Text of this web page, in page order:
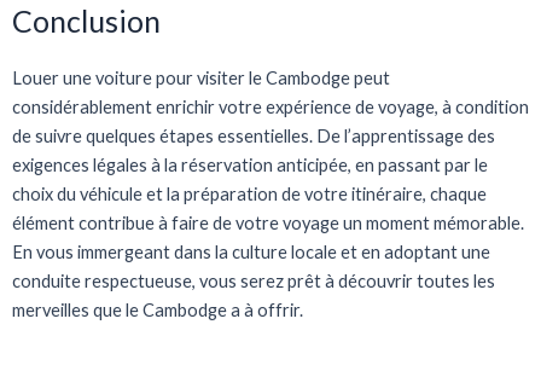
Conclusion
Louer une voiture pour visiter le Cambodge peut
considérablement enrichir votre expérience de voyage, à condition
de suivre quelques étapes essentielles. De l’apprentissage des
exigences légales à la réservation anticipée, en passant par le
choix du véhicule et la préparation de votre itinéraire, chaque
élément contribue à faire de votre voyage un moment mémorable.
En vous immergeant dans la culture locale et en adoptant une
conduite respectueuse, vous serez prêt à découvrir toutes les
merveilles que le Cambodge a à offrir.